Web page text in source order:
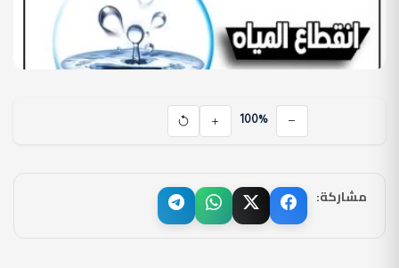
100%
مشاركة: